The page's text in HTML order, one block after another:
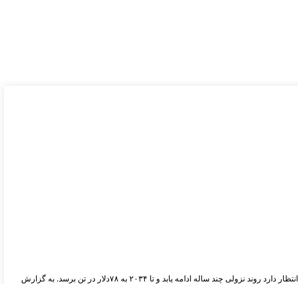
تحلیلگران آژانس تحقیقاتی BMI پیش ‌بینی می کنند در سال۲۰۲۶ میانگین قیمت سنگ آهن ۹۵دلار در تن باشد همچنین انتظار دارد روند نزولی چند ساله ادامه یابد و تا ۲۰۳۴ به ۷۸دلار در تن برسد. به گزارش